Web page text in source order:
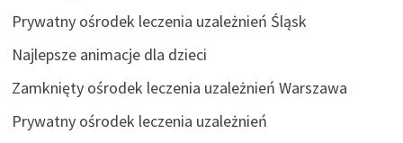
Prywatny ośrodek leczenia uzależnień Śląsk
Najlepsze animacje dla dzieci
Zamknięty ośrodek leczenia uzależnień Warszawa
Prywatny ośrodek leczenia uzależnień